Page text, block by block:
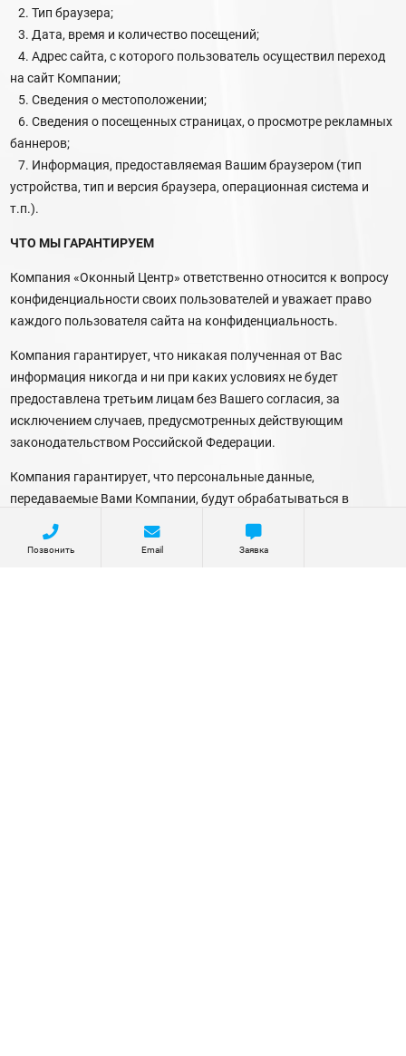
2. Тип браузера;
3. Дата, время и количество посещений;
4. Адрес сайта, с которого пользователь осуществил переход
на сайт Компании;
5. Сведения о местоположении;
6. Сведения о посещенных страницах, о просмотре рекламных
баннеров;
7. Информация, предоставляемая Вашим браузером (тип
устройства, тип и версия браузера, операционная система и
т.п.).
ЧТО МЫ ГАРАНТИРУЕМ
Компания «Оконный Центр» ответственно относится к вопросу
конфиденциальности своих пользователей и уважает право
каждого пользователя сайта на конфиденциальность.
Компания гарантирует, что никакая полученная от Вас
информация никогда и ни при каких условиях не будет
предоставлена третьим лицам без Вашего согласия, за
исключением случаев, предусмотренных действующим
законодательством Российской Федерации.
Компания гарантирует, что персональные данные,
передаваемые Вами Компании, будут обрабатываться в
строгом соответствии с действующим законодательством.
ИЗМЕНЕНИЯ И ОБНОВЛЕНИЯ
Позвонить Email Заявка